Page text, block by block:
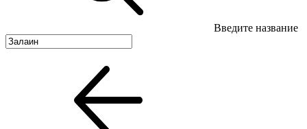
Введите название